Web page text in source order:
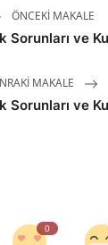
ÖNCEKI MAKALE
ve
MAKALE
ve
0